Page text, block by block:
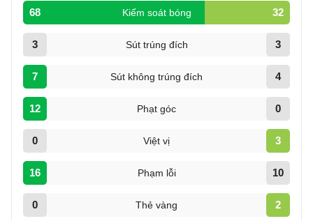
68 Kiểm soát bóng 32
3 Sút trúng đích 3
7 Sút không trúng đích 4
12 Phạt góc 0
0 Việt vị 3
16 Phạm lỗi 10
0 Thẻ vàng 2